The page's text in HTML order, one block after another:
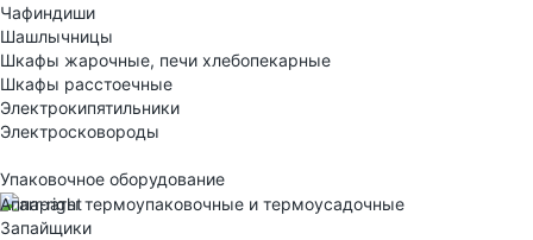
Чафиндиши
Шашлычницы
Шкафы жарочные, печи хлебопекарные
Шкафы расстоечные
Электрокипятильники
Электросковороды
Упаковочное оборудование
Аппараты термоупаковочные и термоусадочные
Запайщики